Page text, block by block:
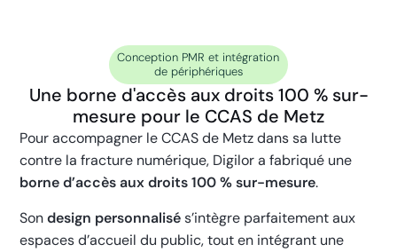
Conception PMR et intégration
de périphériques
Une borne d'accès aux droits 100 % sur-
mesure pour le CCAS de Metz
Pour accompagner le CCAS de Metz dans sa lutte
contre la fracture numérique, Digilor a fabriqué une
borne d’accès aux droits 100 % sur-mesure.
Sondesign personnalisés’intègre parfaitement aux
espaces d’accueil du public, tout en intégrant une